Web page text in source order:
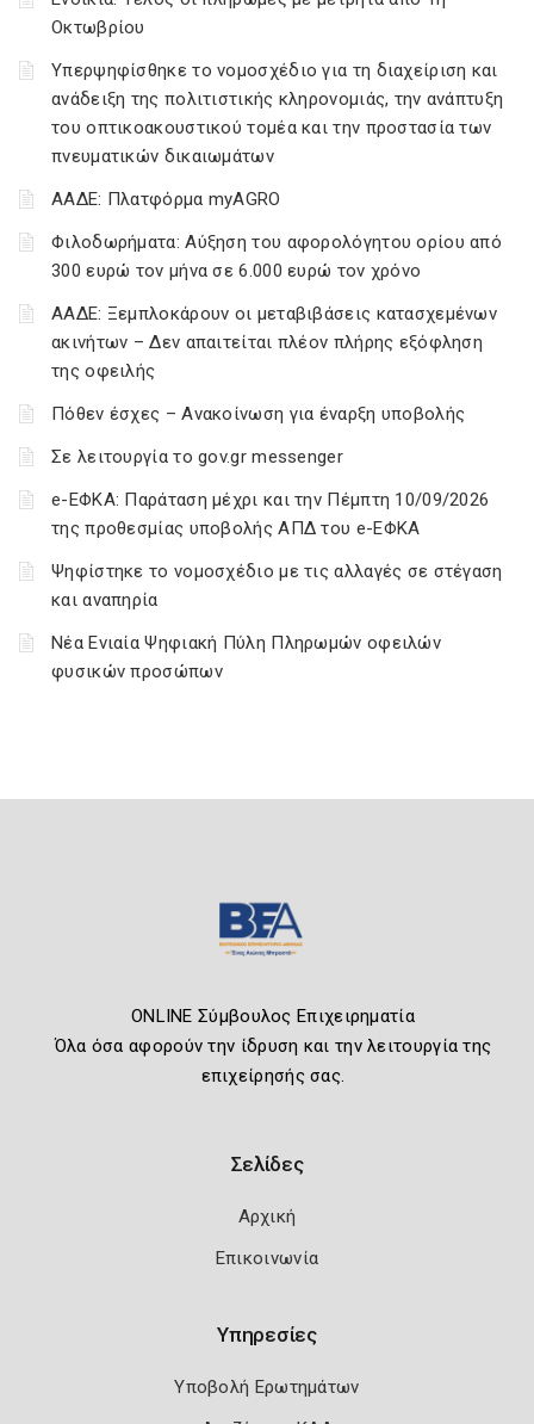
Οκτωβρίου
Υπερψηφίσθηκε το νομοσχέδιο για τη διαχείριση και
ανάδειξη της πολιτιστικής κληρονομιάς, την ανάπτυξη
του οπτικοακουστικού τομέα και την προστασία των
πνευματικών δικαιωμάτων
ΑΑΔΕ: Πλατφόρμα myAGRO
Φιλοδωρήματα: Αύξηση του αφορολόγητου ορίου από
300 ευρώ τον μήνα σε 6.000 ευρώ τον χρόνο
ΑΑΔΕ: Ξεμπλοκάρουν οι μεταβιβάσεις κατασχεμένων
ακινήτων – Δεν απαιτείται πλέον πλήρης εξόφληση
της οφειλής
Πόθεν έσχες – Ανακοίνωση για έναρξη υποβολής
Σε λειτουργία το gov.gr messenger
e-ΕΦΚΑ: Παράταση μέχρι και την Πέμπτη 10/09/2026
της προθεσμίας υποβολής ΑΠΔ του e-ΕΦΚΑ
Ψηφίστηκε το νομοσχέδιο με τις αλλαγές σε στέγαση
και αναπηρία
Νέα Ενιαία Ψηφιακή Πύλη Πληρωμών οφειλών
φυσικών προσώπων
ONLINE Σύμβουλος Επιχειρηματία
Όλα όσα αφορούν την ίδρυση και την λειτουργία της
επιχείρησής σας.
Σελίδες
Αρχική
Επικοινωνία
Υπηρεσίες
Υποβολή Ερωτημάτων